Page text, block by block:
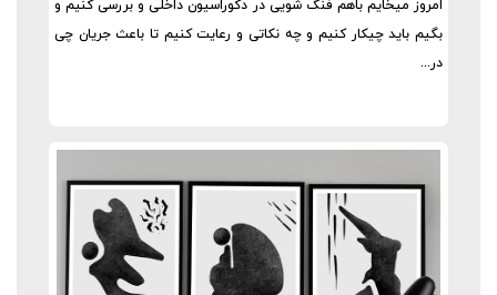
امروز میخایم باهم فنگ شویی در دکوراسیون داخلی و بررسی کنیم و
بگیم باید چیکار کنیم و چه نکاتی و رعایت کنیم تا باعث جریان چی
در...